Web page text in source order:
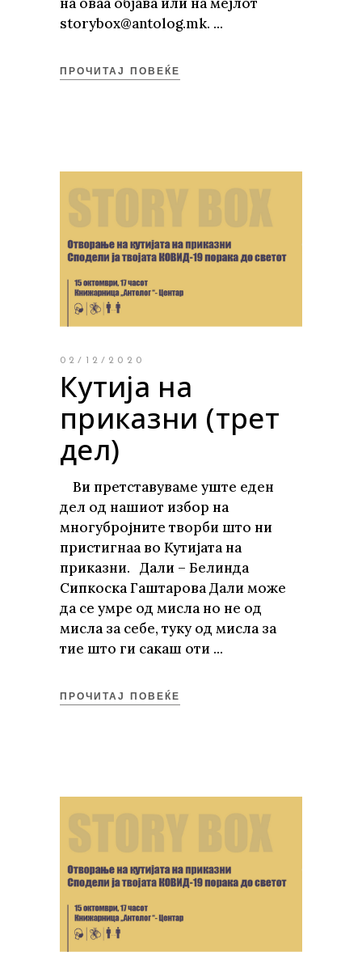
storybox@antolog.mk.
ПРОЧИТАЈ ПОВЕЌЕ
02/12/2020
Кутија на
приказни (трет
дел)
Ви претставуваме уште еден
дел од нашиот избор на
многубројните творби што ни
пристигнаа во Кутијата на
приказни. Дали – Белинда
Сипкоска Гаштарова Дали може
да се умре од мисла но не од
мисла за себе, туку од мисла за
тие што ги сакаш оти
ПРОЧИТАЈ ПОВЕЌЕ